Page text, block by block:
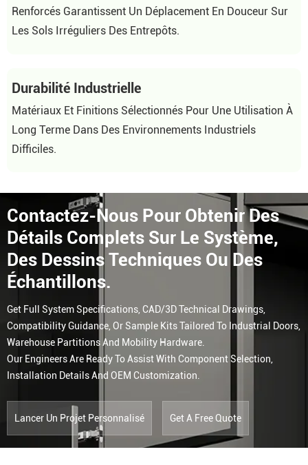
Renforcés Garantissent Un Déplacement En Douceur Sur
Les Sols Irréguliers Des Entrepôts.
Durabilité Industrielle
Matériaux Et Finitions Sélectionnés Pour Une Utilisation À
Long Terme Dans Des Environnements Industriels
Difficiles.
Contactez-Nous Pour Obtenir Des
Détails Complets Sur Le Système,
Des Dessins Techniques Ou Des
Échantillons.
Get Full System Specifications, CAD/3D Technical Drawings,
Compatibility Guidance, Or Sample Kits Tailored To Industrial Doors,
Warehouse Partitions And Mobility Hardware.
Our Engineers Are Ready To Assist With Component Selection,
Installation Details And OEM Customization.
Lancer Un Projet Personnalisé Get A Free Quote